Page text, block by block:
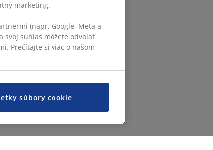
marketing.
(napr. Google, Meta a
svoj súhlas môžete odvolať
Prečítajte si viac o našom
súbory cookie